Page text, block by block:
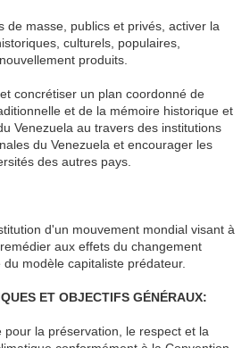
de masse, publics et privés, activer la
culturels, populaires,
produits.
concrétiser un plan coordonné de
et de la mémoire historique et
Venezuela au travers des institutions
du Venezuela et encourager les
des autres pays.
d'un mouvement mondial visant à
aux effets du changement
modèle capitaliste prédateur.
ET OBJECTIFS GÉNÉRAUX:
la préservation, le respect et la